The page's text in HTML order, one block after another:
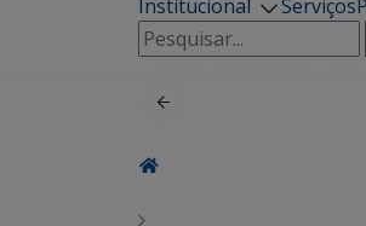
Institucional Serviços
Pesquisar
por: